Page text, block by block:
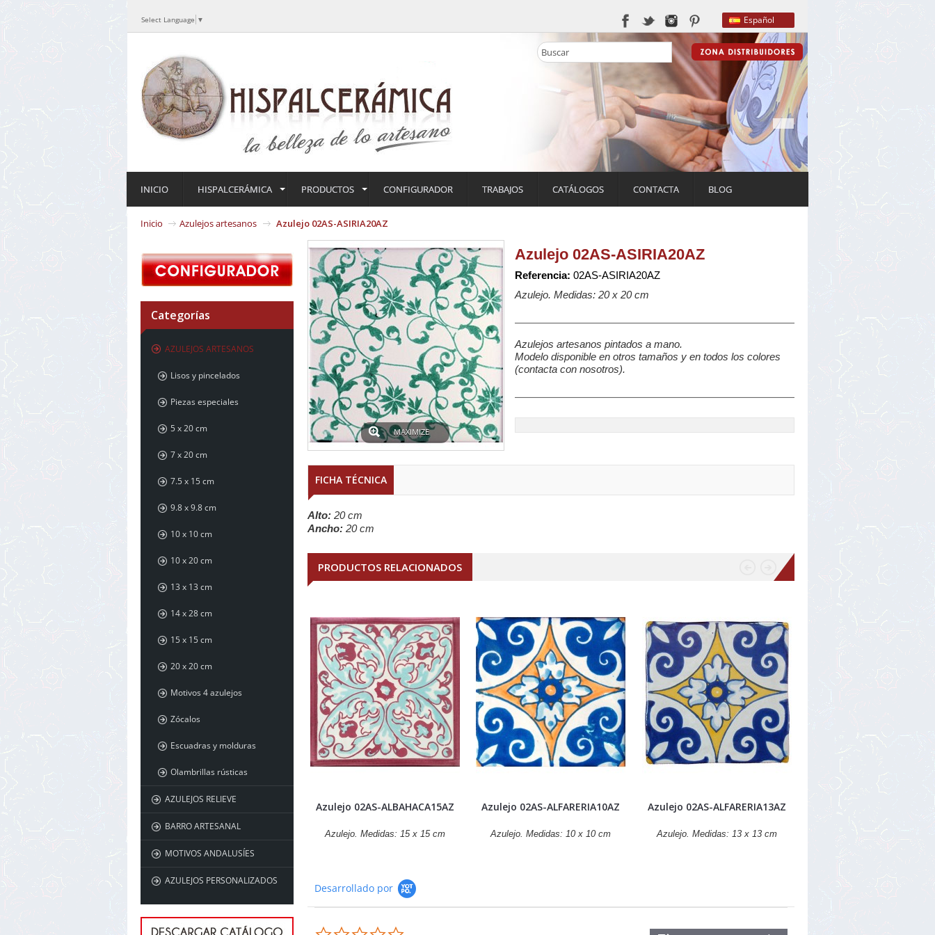
Español
Select Language ▼
INICIO HISPALCERÁMICA PRODUCTOS CONFIGURADOR TRABAJOS CATÁLOGOS CONTACTA BLOG
Inicio Azulejos artesanos Azulejo 02AS-ASIRIA20AZ
Categorías
AZULEJOS ARTESANOS
Lisos y pincelados
Piezas especiales
5 x 20 cm
7 x 20 cm
7.5 x 15 cm
9.8 x 9.8 cm
10 x 10 cm
10 x 20 cm
13 x 13 cm
14 x 28 cm
15 x 15 cm
20 x 20 cm
Motivos 4 azulejos
Zócalos
Escuadras y molduras
Olambrillas rústicas
AZULEJOS RELIEVE
BARRO ARTESANAL
MOTIVOS ANDALUSÍES
AZULEJOS PERSONALIZADOS
MAXIMIZE
Azulejo 02AS-ASIRIA20AZ
Referencia: 02AS-ASIRIA20AZ
Azulejo. Medidas: 20 x 20 cm
Azulejos artesanos pintados a mano.
Modelo disponible en otros tamaños y en todos los colores
(contacta con nosotros).
FICHA TÉCNICA
Alto: 20 cm
Ancho: 20 cm
PRODUCTOS RELACIONADOS
Azulejo 02AS-ALBAHACA15AZ
Azulejo. Medidas: 15 x 15 cm
Azulejo 02AS-ALFARERIA10AZ
Azulejo. Medidas: 10 x 10 cm
Azulejo 02AS-ALFARERIA13AZ
Azulejo. Medidas: 13 x 13 cm
Desarrollado por